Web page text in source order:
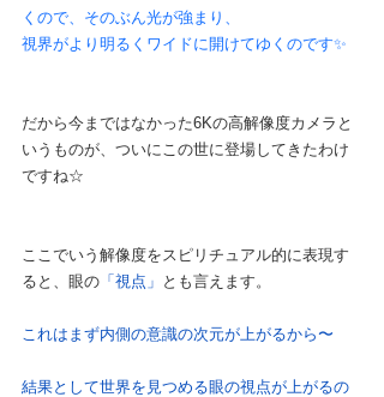
くので、そのぶん光が強まり、
視界がより明るくワイドに開けてゆくのです✨
だから今まではなかった6Kの高解像度カメラと
いうものが、ついにこの世に登場してきたわけ
ですね☆
ここでいう解像度をスピリチュアル的に表現す
ると、眼の 「視点」 とも言えます。
これはまず内側の意識の次元が上がるから〜
結果として世界を見つめる眼の視点が上がるの